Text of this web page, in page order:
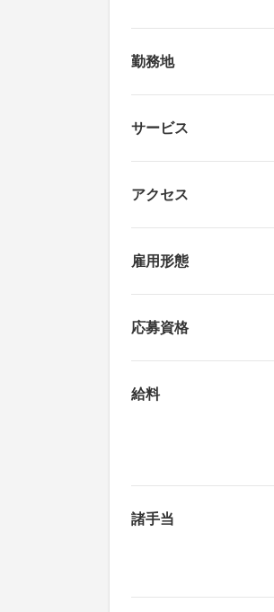
勤務地
サービス
アクセス
雇用形態
応募資格
給料
諸手当